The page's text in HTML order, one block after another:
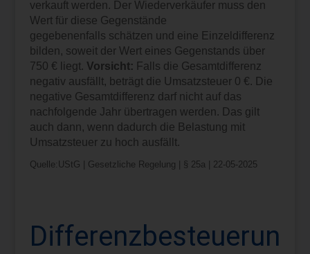
verkauft werden. Der Wiederverkäufer muss den
Wert für diese Gegenstände
gegebenenfalls schätzen und eine Einzeldifferenz
bilden, soweit der Wert eines Gegenstands über
750 € liegt. Vorsicht: Falls die Gesamtdifferenz
negativ ausfällt, beträgt die Umsatzsteuer 0 €. Die
negative Gesamtdifferenz darf nicht auf das
nachfolgende Jahr übertragen werden. Das gilt
auch dann, wenn dadurch die Belastung mit
Umsatzsteuer zu hoch ausfällt.
Quelle:UStG | Gesetzliche Regelung | § 25a | 22-05-2025
Differenzbesteuerun